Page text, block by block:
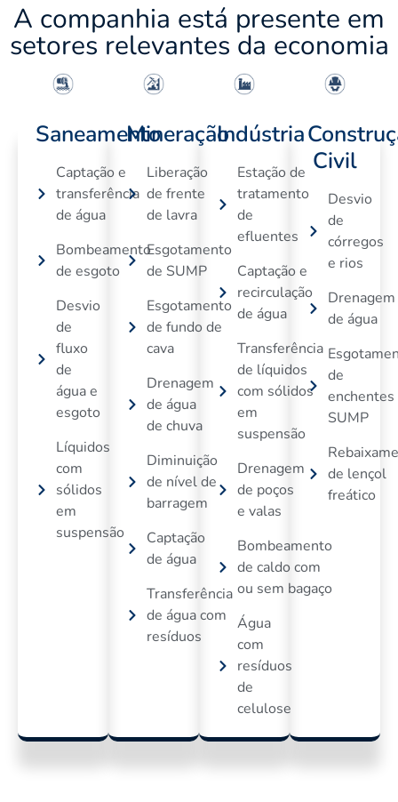
A companhia está presente em
setores relevantes da economia
Saneamento
Captação e
transferência
de água
Bombeamento
de esgoto
Desvio
de
fluxo
de
água e
esgoto
Líquidos
com
sólidos
em
suspensão
Mineração
Liberação
de frente
de lavra
Esgotamento
de SUMP
Esgotamento
de fundo de
cava
Drenagem
de água
de chuva
Diminuição
de nível de
barragem
Captação
de água
Transferência
de água com
resíduos
Indústria
Estação de
tratamento
de
efluentes
Captação e
recirculação
de água
Transferência
de líquidos
com sólidos
em
suspensão
Drenagem
de poços
e valas
Bombeamento
de caldo com
ou sem bagaço
Água
com
resíduos
de
celulose
Civil
Desvio
de
córregos
e rios
Drenagem
de água
de
enchentes
SUMP
de lençol
freático